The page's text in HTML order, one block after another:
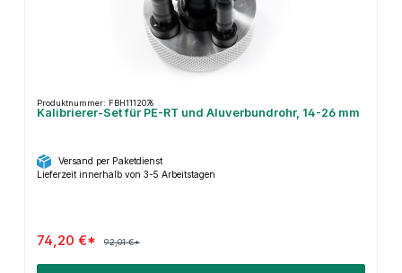
Produktnummer: FBH1112076
Kalibrierer-Set für PE-RT und Aluverbundrohr, 14-26 mm
Versand per Paketdienst
Lieferzeit innerhalb von 3-5 Arbeitstagen
74,20 €* 92,01 €*